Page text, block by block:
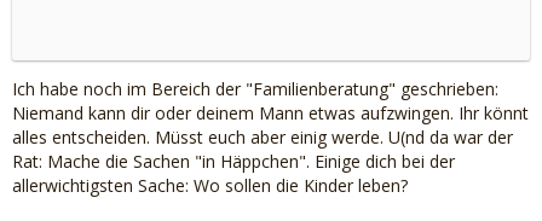
Ich habe noch im Bereich der "Familienberatung" geschrieben:
Niemand kann dir oder deinem Mann etwas aufzwingen. Ihr könnt
alles entscheiden. Müsst euch aber einig werde. U(nd da war der
Rat: Mache die Sachen "in Häppchen". Einige dich bei der
allerwichtigsten Sache: Wo sollen die Kinder leben?